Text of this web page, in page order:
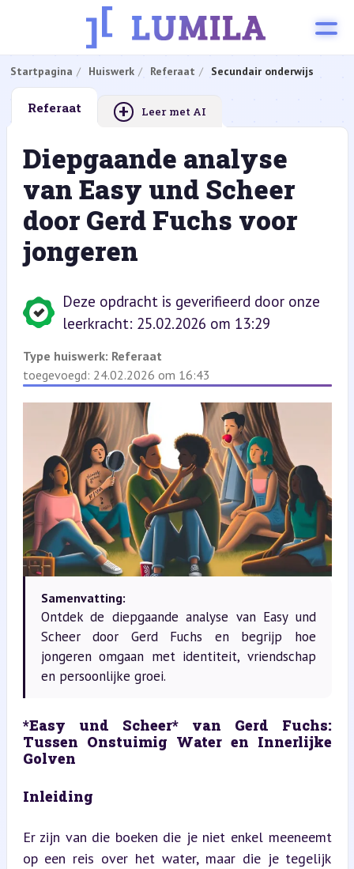
Startpagina Huiswerk Referaat Secundair onderwijs
Referaat + Leer met AI
Diepgaande analyse
van Easy und Scheer
door Gerd Fuchs voor
jongeren
Deze opdracht is geverifieerd door onze
leerkracht: 25.02.2026 om 13:29
Type huiswerk: Referaat
toegevoegd: 24.02.2026 om 16:43
Samenvatting:
Ontdek de diepgaande analyse van Easy und
Scheer door Gerd Fuchs en begrijp hoe
jongeren omgaan met identiteit, vriendschap
en persoonlijke groei.
*Easy und Scheer* van Gerd Fuchs:
Tussen Onstuimig Water en Innerlijke
Golven
Inleiding
Er zijn van die boeken die je niet enkel meeneemt
op een reis over het water, maar die je tegelijk